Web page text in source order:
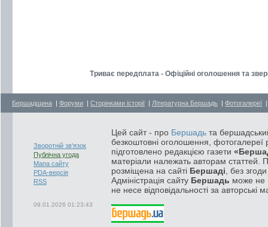
Триває передплата - Офіційні оголошення та
Бершадщина | Форуми | Сторінками історії | Літературна Бершадь | Фотогалереї
Зворотній зв'язок
Публічна угода
Мапа сайту
PDA-версія
RSS
09.01.2026 01:23:43
Цей сайт - про Бершадь та
безкоштовні оголошення, фотогалереї
підготовлено редакцією газети
матеріали належать авторам статтей.
розміщена на сайті Бершаді , без
Адміністрація сайту Бершадь може не
не несе відповідальності за авторські